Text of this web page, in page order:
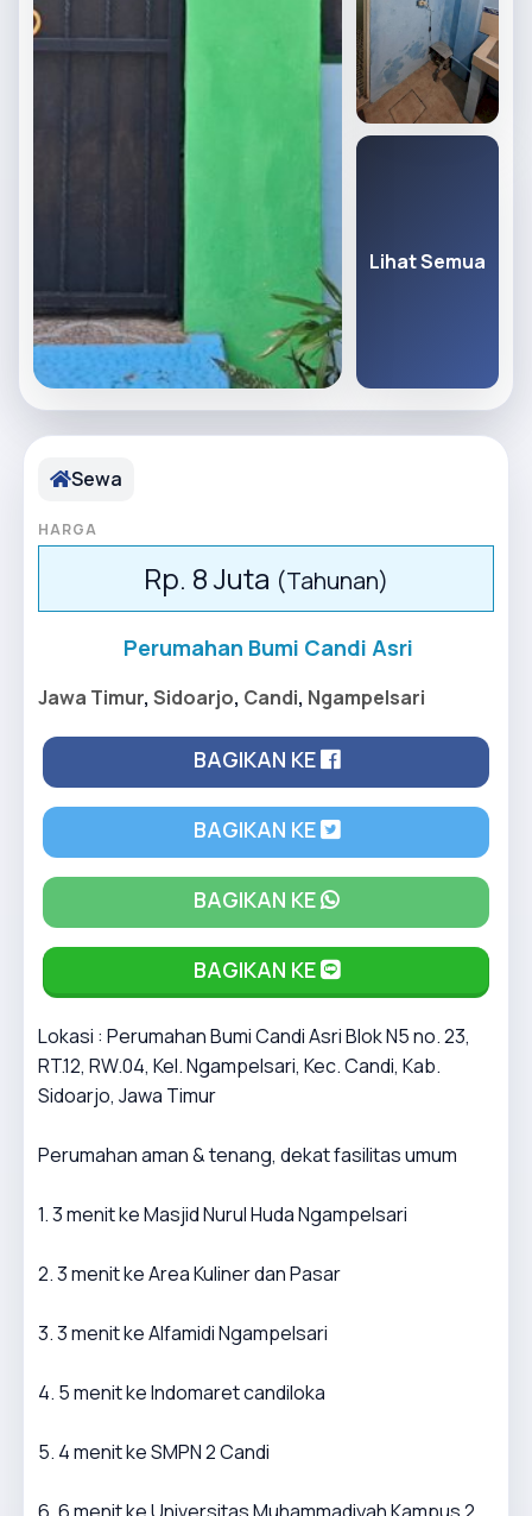
Lihat Semua
Sewa
HARGA
Rp. 8 Juta (Tahunan)
Perumahan Bumi Candi Asri
Jawa Timur, Sidoarjo, Candi, Ngampelsari
BAGIKAN KE
BAGIKAN KE
BAGIKAN KE
BAGIKAN KE
Lokasi : Perumahan Bumi Candi Asri Blok N5 no. 23,
RT.12, RW.04, Kel. Ngampelsari, Kec. Candi, Kab.
Sidoarjo, Jawa Timur
Perumahan aman & tenang, dekat fasilitas umum
1. 3 menit ke Masjid Nurul Huda Ngampelsari
2. 3 menit ke Area Kuliner dan Pasar
3. 3 menit ke Alfamidi Ngampelsari
4. 5 menit ke Indomaret candiloka
5. 4 menit ke SMPN 2 Candi